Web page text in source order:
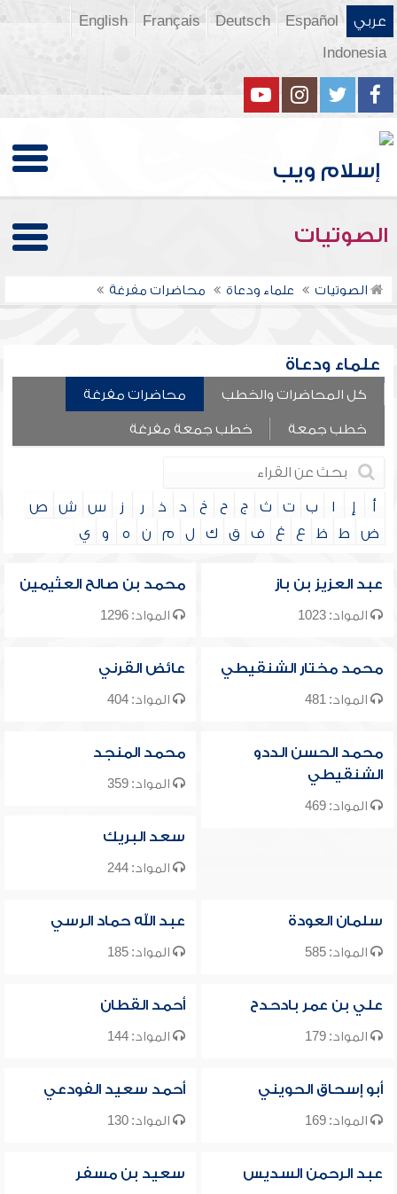
عربي Español
Deutsch
Français
English
Indonesia
الصوتيات
الصوتيات علماء ودعاة محاضرات مفرغة
علماء ودعاة
كل المحاضرات والخطب محاضرات مفرغة
خطب جمعة خطب جمعة مفرغة
أ إ ا ب ت ث ج ح خ د ذ ر ز س ش
ص
ض
ط ظ ع غ ف ق ك ل م ن ه و ي
عبد العزيز بن باز
المواد: 1023
محمد بن صالح العثيمين
المواد: 1296
محمد مختار الشنقيطي
المواد: 481
عائض القرني
المواد: 404
محمد الحسن الددو
الشنقيطي
المواد: 469
محمد المنجد
المواد: 359
سعد البريك
المواد: 244
سلمان العودة
المواد: 585
عبد الله حماد الرسي
المواد: 185
علي بن عمر بادحدح
المواد: 179
أحمد القطان
المواد: 144
أبو إسحاق الحويني
المواد: 169
أحمد سعيد الفودعي
المواد: 130
عبد الرحمن السديس سعيد بن مسفر